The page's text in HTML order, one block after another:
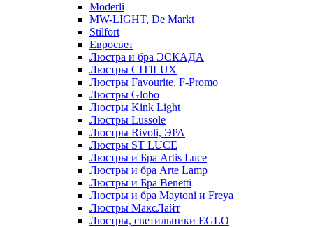
Moderli
MW-LIGHT, De Markt
Stilfort
Евросвет
Люстра и бра ЭСКАДА
Люстры CITILUX
Люстры Favourite, F-Promo
Люстры Globo
Люстры Kink Light
Люстры Lussole
Люстры Rivoli, ЭРА
Люстры ST LUCE
Люстры и Бра Artis Luce
Люстры и бра Arte Lamp
Люстры и Бра Benetti
Люстры и бра Maytoni и Freya
Люстры МаксЛайт
Люстры, светильники EGLO